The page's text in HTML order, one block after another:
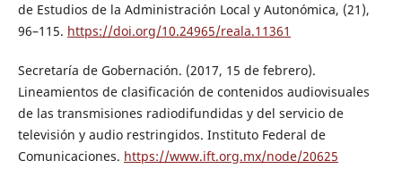
de Estudios de la Administración Local y Autonómica, (21),
96–115. https://doi.org/10.24965/reala.11361
Secretaría de Gobernación. (2017, 15 de febrero).
Lineamientos de clasificación de contenidos audiovisuales
de las transmisiones radiodifundidas y del servicio de
televisión y audio restringidos. Instituto Federal de
Comunicaciones. https://www.ift.org.mx/node/20625